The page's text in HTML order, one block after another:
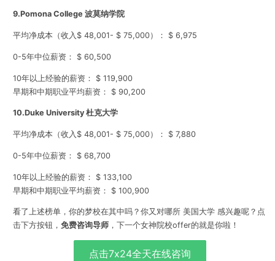
9.Pomona College 波莫纳学院
平均净成本（收入$ 48,001- $ 75,000）： $ 6,975
0-5年中位薪资： $ 60,500
10年以上经验的薪资： $ 119,900
早期和中期职业平均薪资： $ 90,200
10.Duke University 杜克大学
平均净成本（收入$ 48,001- $ 75,000）： $ 7,880
0-5年中位薪资： $ 68,700
10年以上经验的薪资： $ 133,100
早期和中期职业平均薪资： $ 100,900
看了上述榜单，你的梦校在其中吗？ 你又对哪所 美国大学 感兴趣呢？点
击下方按钮， 免费咨询导师，下一个女神院校offer的就是你啦！
点击7x24全天在线咨询